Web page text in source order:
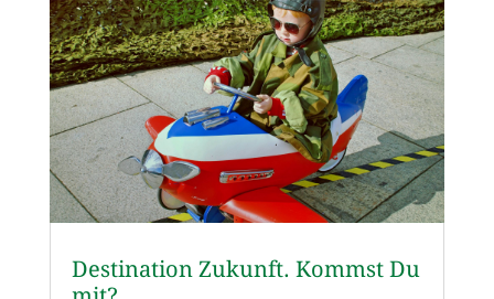
Destination Zukunft. Kommst Du